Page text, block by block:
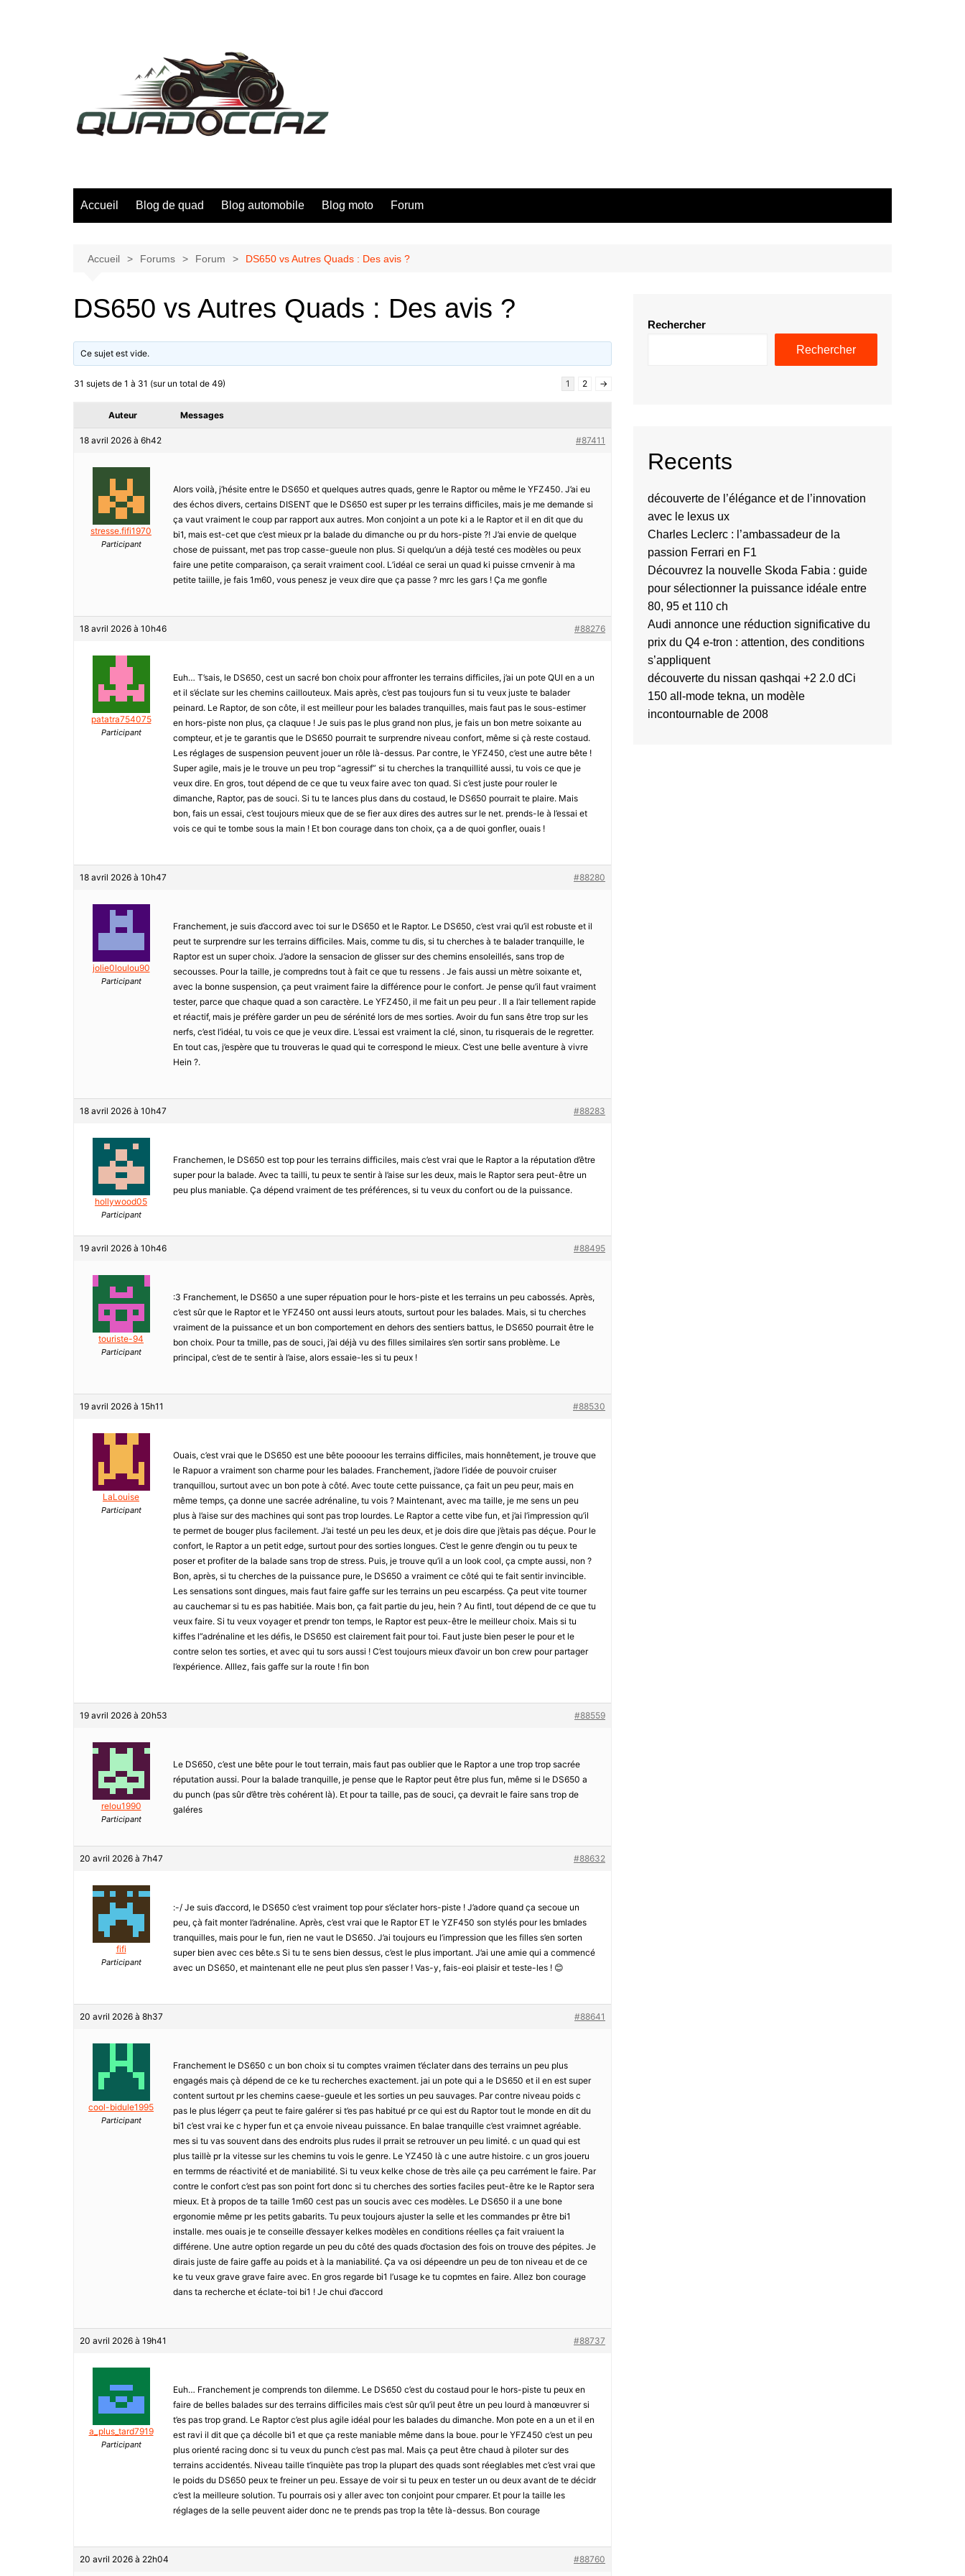
Accueil Blog de quad Blog automobile Blog moto Forum
Accueil Forums Forum DS650 vs Autres Quads : Des avis ?
DS650 vs Autres Quads : Des avis ?
Ce sujet est vide.
31 sujets de 1 à 31 (sur un total de 49) 1 2 →
Auteur Messages
18 avril 2026 à 6h42 #87411
stresse.fifi1970
Participant
Alors voilà, j’hésite entre le DS650 et quelques autres quads, genre le Raptor ou même le YFZ450. J’ai eu
des échos divers, certains DISENT que le DS650 est super pr les terrains difficiles, mais je me demande si
ça vaut vraiment le coup par rapport aux autres. Mon conjoint a un pote ki a le Raptor et il en dit que du
bi1, mais est-cet que c’est mieux pr la balade du dimanche ou pr du hors-piste ?! J’ai envie de quelque
chose de puissant, met pas trop casse-gueule non plus. Si quelqu’un a déjà testé ces modèles ou peux
faire une petite comparaison, ça serait vraiment cool. L’idéal ce serai un quad ki puisse crnvenir à ma
petite taiille, je fais 1m60, vous penesz je veux dire que ça passe ? mrc les gars ! Ça me gonfle
18 avril 2026 à 10h46 #88276
patatra754075
Participant
Euh… T’sais, le DS650, cest un sacré bon choix pour affronter les terrains difficiles, j’ai un pote QUI en a un
et il s’éclate sur les chemins caillouteux. Mais après, c’est pas toujours fun si tu veux juste te balader
peinard. Le Raptor, de son côte, il est meilleur pour les balades tranquilles, mais faut pas le sous-estimer
en hors-piste non plus, ça claquue ! Je suis pas le plus grand non plus, je fais un bon metre soixante au
compteur, et je te garantis que le DS650 pourrait te surprendre niveau confort, même si çà reste costaud.
Les réglages de suspension peuvent jouer un rôle là-dessus. Par contre, le YFZ450, c’est une autre bête !
Super agile, mais je le trouve un peu trop “agressif” si tu cherches la tranquillité aussi, tu vois ce que je
veux dire. En gros, tout dépend de ce que tu veux faire avec ton quad. Si c’est juste pour rouler le
dimanche, Raptor, pas de souci. Si tu te lances plus dans du costaud, le DS650 pourrait te plaire. Mais
bon, fais un essai, c’est toujours mieux que de se fier aux dires des autres sur le net. prends-le à l’essai et
vois ce qui te tombe sous la main ! Et bon courage dans ton choix, ça a de quoi gonfler, ouais !
18 avril 2026 à 10h47 #88280
jolie0loulou90
Participant
Franchement, je suis d’accord avec toi sur le DS650 et le Raptor. Le DS650, c’est vrai qu’il est robuste et il
peut te surprendre sur les terrains difficiles. Mais, comme tu dis, si tu cherches à te balader tranquille, le
Raptor est un super choix. J’adore la sensacion de glisser sur des chemins ensoleillés, sans trop de
secousses. Pour la taille, je compredns tout à fait ce que tu ressens . Je fais aussi un mètre soixante et,
avec la bonne suspension, ça peut vraiment faire la différence pour le confort. Je pense qu’il faut vraiment
tester, parce que chaque quad a son caractère. Le YFZ450, il me fait un peu peur . Il a l’air tellement rapide
et réactif, mais je préfère garder un peu de sérénité lors de mes sorties. Avoir du fun sans être trop sur les
nerfs, c’est l’idéal, tu vois ce que je veux dire. L’essai est vraiment la clé, sinon, tu risquerais de le regretter.
En tout cas, j’espère que tu trouveras le quad qui te correspond le mieux. C’est une belle aventure à vivre
Hein ?.
18 avril 2026 à 10h47 #88283
hollywood05
Participant
Franchemen, le DS650 est top pour les terrains difficiles, mais c’est vrai que le Raptor a la réputation d’être
super pour la balade. Avec ta tailli, tu peux te sentir à l’aise sur les deux, mais le Raptor sera peut-être un
peu plus maniable. Ça dépend vraiment de tes préférences, si tu veux du confort ou de la puissance.
19 avril 2026 à 10h46 #88495
touriste-94
Participant
:3 Franchement, le DS650 a une super répuation pour le hors-piste et les terrains un peu cabossés. Après,
c’est sûr que le Raptor et le YFZ450 ont aussi leurs atouts, surtout pour les balades. Mais, si tu cherches
vraiment de la puissance et un bon comportement en dehors des sentiers battus, le DS650 pourrait être le
bon choix. Pour ta tmille, pas de souci, j’ai déjà vu des filles similaires s’en sortir sans problème. Le
principal, c’est de te sentir à l’aise, alors essaie-les si tu peux !
19 avril 2026 à 15h11 #88530
LaLouise
Participant
Ouais, c’est vrai que le DS650 est une bête poooour les terrains difficiles, mais honnêtement, je trouve que
le Rapuor a vraiment son charme pour les balades. Franchement, j’adore l’idée de pouvoir cruiser
tranquillou, surtout avec un bon pote à côté. Avec toute cette puissance, ça fait un peu peur, mais en
même temps, ça donne une sacrée adrénaline, tu vois ? Maintenant, avec ma taille, je me sens un peu
plus à l’aise sur des machines qui sont pas trop lourdes. Le Raptor a cette vibe fun, et j’ai l’impression qu’il
te permet de bouger plus facilement. J’ai testé un peu les deux, et je dois dire que j’ètais pas déçue. Pour le
confort, le Raptor a un petit edge, surtout pour des sorties longues. C’est le genre d’engin ou tu peux te
poser et profiter de la balade sans trop de stress. Puis, je trouve qu’il a un look cool, ça cmpte aussi, non ?
Bon, après, si tu cherches de la puissance pure, le DS650 a vraiment ce côté qui te fait sentir invincible.
Les sensations sont dingues, mais faut faire gaffe sur les terrains un peu escarpéss. Ça peut vite tourner
au cauchemar si tu es pas habitiée. Mais bon, ça fait partie du jeu, hein ? Au fintl, tout dépend de ce que tu
veux faire. Si tu veux voyager et prendr ton temps, le Raptor est peux-être le meilleur choix. Mais si tu
kiffes l”adrénaline et les défis, le DS650 est clairement fait pour toi. Faut juste bien peser le pour et le
contre selon tes sorties, et avec qui tu sors aussi ! C’est toujours mieux d’avoir un bon crew pour partager
l’expérience. Alllez, fais gaffe sur la route ! fin bon
19 avril 2026 à 20h53 #88559
relou1990
Participant
Le DS650, c’est une bête pour le tout terrain, mais faut pas oublier que le Raptor a une trop trop sacrée
réputation aussi. Pour la balade tranquille, je pense que le Raptor peut être plus fun, même si le DS650 a
du punch (pas sûr d’être très cohérent là). Et pour ta taille, pas de souci, ça devrait le faire sans trop de
galéres
20 avril 2026 à 7h47 #88632
fifi
Participant
:-/ Je suis d’accord, le DS650 c’est vraiment top pour s’éclater hors-piste ! J’adore quand ça secoue un
peu, çà fait monter l’adrénaline. Après, c’est vrai que le Raptor ET le YZF450 son stylés pour les bmlades
tranquilles, mais pour le fun, rien ne vaut le DS650. J’ai toujours eu l’impression que les filles s’en sorten
super bien avec ces bête.s Si tu te sens bien dessus, c’est le plus important. J’ai une amie qui a commencé
avec un DS650, et maintenant elle ne peut plus s’en passer ! Vas-y, fais-eoi plaisir et teste-les ! 😊
20 avril 2026 à 8h37 #88641
cool-bidule1995
Participant
Franchement le DS650 c un bon choix si tu comptes vraimen t’éclater dans des terrains un peu plus
engagés mais çà dépend de ce ke tu recherches exactement. jai un pote qui a le DS650 et il en est super
content surtout pr les chemins caese-gueule et les sorties un peu sauvages. Par contre niveau poids c
pas le plus légerr ça peut te faire galérer si t’es pas habitué pr ce qui est du Raptor tout le monde en dit du
bi1 c’est vrai ke c hyper fun et ça envoie niveau puissance. En balae tranquille c’est vraimnet agréable.
mes si tu vas souvent dans des endroits plus rudes il prrait se retrouver un peu limité. c un quad qui est
plus taillè pr la vitesse sur les chemins tu vois le genre. Le YZ450 là c une autre histoire. c un gros joueru
en termms de réactivité et de maniabilité. Si tu veux kelke chose de très aile ça peu carrément le faire. Par
contre le confort c’est pas son point fort donc si tu cherches des sorties faciles peut-être ke le Raptor sera
mieux. Et à propos de ta taille 1m60 cest pas un soucis avec ces modèles. Le DS650 il a une bone
ergonomie même pr les petits gabarits. Tu peux toujours ajuster la selle et les commandes pr être bi1
installe. mes ouais je te conseille d’essayer kelkes modèles en conditions réelles ça fait vraiuent la
différene. Une autre option regarde un peu du côté des quads d’octasion des fois on trouve des pépites. Je
dirais juste de faire gaffe au poids et à la maniabilité. Ça va osi dépeendre un peu de ton niveau et de ce
ke tu veux grave grave faire avec. En gros regarde bi1 l’usage ke tu copmtes en faire. Allez bon courage
dans ta recherche et éclate-toi bi1 ! Je chui d’accord
20 avril 2026 à 19h41 #88737
a_plus_tard7919
Participant
Euh… Franchement je comprends ton dilemme. Le DS650 c’est du costaud pour le hors-piste tu peux en
faire de belles balades sur des terrains difficiles mais c’est sûr qu’il peut être un peu lourd à manœuvrer si
t’es pas trop grand. Le Raptor c’est plus agile idéal pour les balades du dimanche. Mon pote en a un et il en
est ravi il dit que ça décolle bi1 et que ça reste maniable même dans la boue. pour le YFZ450 c’est un peu
plus orienté racing donc si tu veux du punch c’est pas mal. Mais ça peut être chaud à piloter sur des
terrains accidentés. Niveau taille t’inquiète pas trop la plupart des quads sont réeglables met c’est vrai que
le poids du DS650 peux te freiner un peu. Essaye de voir si tu peux en tester un ou deux avant de te décidr
c’est la meilleure solution. Tu pourrais osi y aller avec ton conjoint pour cmparer. Et pour la taille les
réglages de la selle peuvent aider donc ne te prends pas trop la tête là-dessus. Bon courage
20 avril 2026 à 22h04 #88760
Rechercher
Rechercher
Recents
découverte de l’élégance et de l’innovation
avec le lexus ux
Charles Leclerc : l’ambassadeur de la
passion Ferrari en F1
Découvrez la nouvelle Skoda Fabia : guide
pour sélectionner la puissance idéale entre
80, 95 et 110 ch
Audi annonce une réduction significative du
prix du Q4 e-tron : attention, des conditions
s’appliquent
découverte du nissan qashqai +2 2.0 dCi
150 all-mode tekna, un modèle
incontournable de 2008